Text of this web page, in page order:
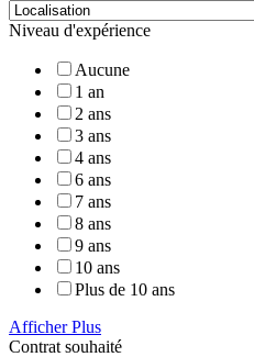
Niveau d'expérience
Aucune
1 an
2 ans
3 ans
4 ans
6 ans
7 ans
8 ans
9 ans
10 ans
Plus de 10 ans
Afficher Plus
Contrat souhaité